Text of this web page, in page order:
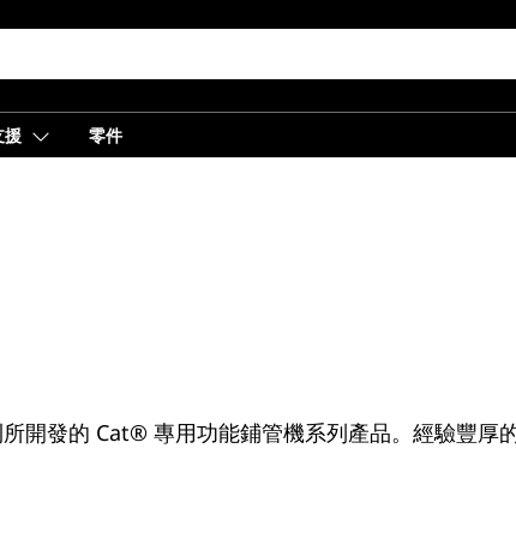
援 零件
開發的 Cat® 專用功能鋪管機系列產品。經驗豐厚